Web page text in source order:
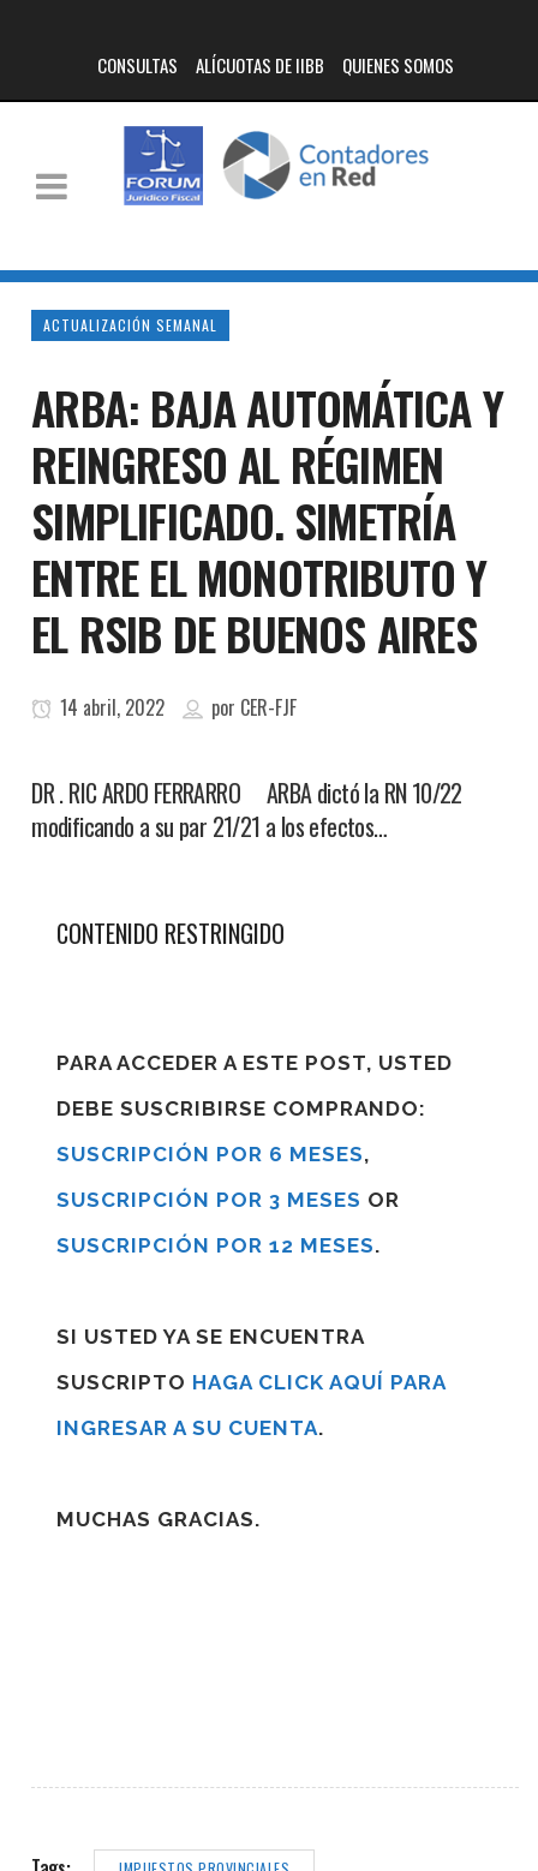
CONSULTAS ALÍCUOTAS DE IIBB QUIENES SOMOS
ACTUALIZACIÓN SEMANAL
ARBA: BAJA AUTOMÁTICA Y
REINGRESO AL RÉGIMEN
SIMPLIFICADO. SIMETRÍA
ENTRE EL MONOTRIBUTO Y
EL RSIB DE BUENOS AIRES
14 abril, 2022 por CER-FJF
DR . RIC ARDO FERRARRO ARBA dictó la RN 10/22
modificando a su par 21/21 a los efectos…
CONTENIDO RESTRINGIDO
PARA ACCEDER A ESTE POST, USTED
DEBE SUSCRIBIRSE COMPRANDO:
SUSCRIPCIÓN POR 6 MESES,
SUSCRIPCIÓN POR 3 MESES OR
SUSCRIPCIÓN POR 12 MESES.
SI USTED YA SE ENCUENTRA
SUSCRIPTO HAGA CLICK AQUÍ PARA
INGRESAR A SU CUENTA.
MUCHAS GRACIAS.